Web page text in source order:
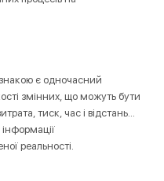
є одночасний
змінних, що можуть бути
тиск, час і відстань...
реальності.